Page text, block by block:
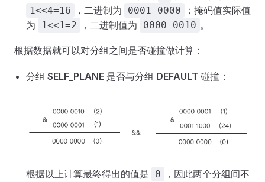
1<<4=16 ，二进制为 0001 0000
；掩码值实际值
为
1<<1=2 ，二进制值为 0000 0010 。
根据数据就可以对分组之间是否碰撞做计算：
分组 SELF_PLANE 是否与分组 DEFAULT 碰撞：
根据以上计算最终得出的值是 0
，因此两个分组间不